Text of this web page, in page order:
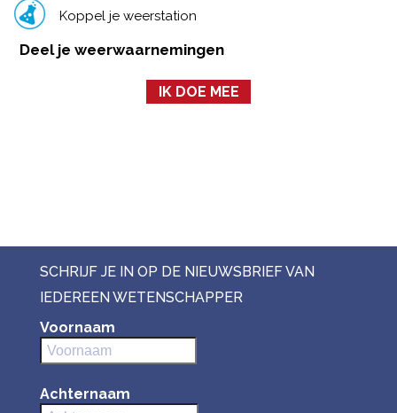
Koppel je weerstation
Deel je weerwaarnemingen
IK DOE MEE
SCHRIJF JE IN OP DE NIEUWSBRIEF VAN
IEDEREEN WETENSCHAPPER
Voornaam
Achternaam